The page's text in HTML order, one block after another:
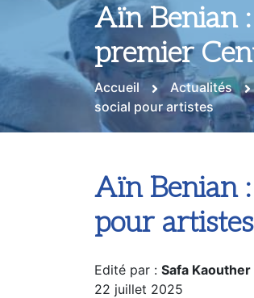
Aïn Benian
premier
Accueil Actualités
social pour artistes
Aïn Benian
pour artistes
Edité par : Safa Kaouther
22 juillet 2025